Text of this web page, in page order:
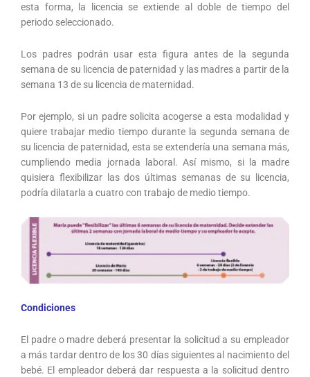
esta forma, la licencia se extiende al doble de tiempo del
periodo seleccionado.
Los padres podrán usar esta figura antes de la segunda
semana de su licencia de paternidad y las madres a partir de la
semana 13 de su licencia de maternidad.
Por ejemplo, si un padre solicita acogerse a esta modalidad y
quiere trabajar medio tiempo durante la segunda semana de
su licencia de paternidad, esta se extendería una semana más,
cumpliendo media jornada laboral. Así mismo, si la madre
quisiera flexibilizar las dos últimas semanas de su licencia,
podría dilatarla a cuatro con trabajo de medio tiempo.
Condiciones
El padre o madre deberá presentar la solicitud a su empleador
a más tardar dentro de los 30 días siguientes al nacimiento del
bebé. El empleador deberá dar respuesta a la solicitud dentro